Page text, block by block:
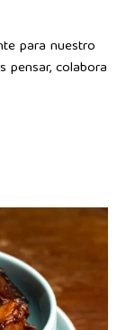
para nuestro
pensar, colabora